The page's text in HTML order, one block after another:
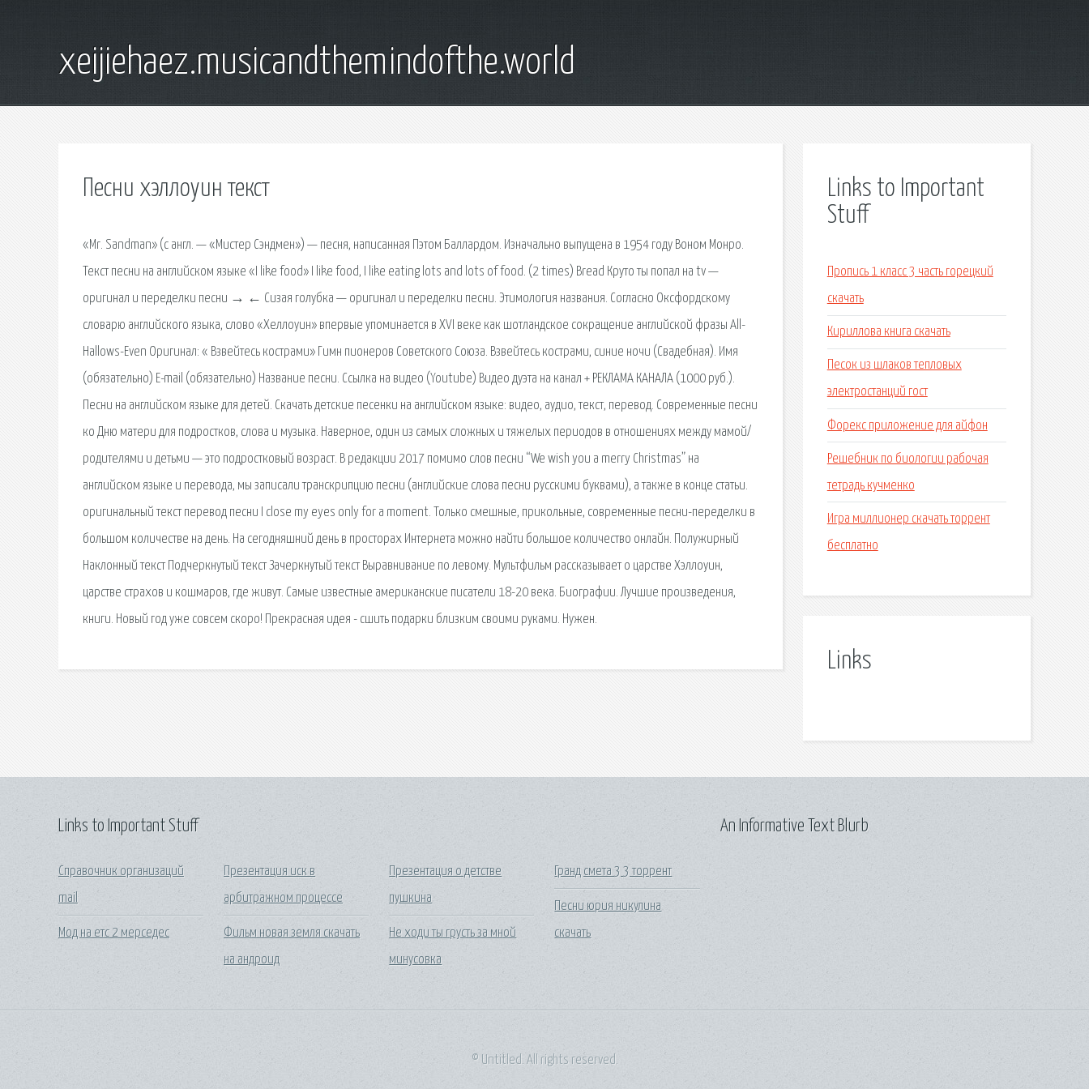
xeijiehaez.musicandthemindofthe.world
Песни хэллоуин текст
«Mr. Sandman» (с англ. — «Мистер Сэндмен») — песня, написанная Пэтом Баллардом. Изначально выпущена в 1954 году Воном Монро.
Текст песни на английском языке «I like food» I like food, I like eating lots and lots of food. (2 times) Bread Круто ты попал на tv —
оригинал и переделки песни → ← Сизая голубка — оригинал и переделки песни. Этимология названия. Согласно Оксфордскому
словарю английского языка, слово «Хеллоуин» впервые упоминается в XVI веке как шотландское сокращение английской фразы All-
Hallows-Even Оригинал: « Взвейтесь кострами» Гимн пионеров Советского Союза. Взвейтесь кострами, синие ночи (Свадебная). Имя
(обязательно) E-mail (обязательно) Название песни. Ссылка на видео (Youtube) Видео дуэта на канал + РЕКЛАМА КАНАЛА (1000 руб.).
Песни на английском языке для детей. Скачать детские песенки на английском языке: видео, аудио, текст, перевод. Современные песни
ко Дню матери для подростков, слова и музыка. Наверное, один из самых сложных и тяжелых периодов в отношениях между мамой/
родителями и детьми — это подростковый возраст. В редакции 2017 помимо слов песни “We wish you a merry Christmas” на
английском языке и перевода, мы записали транскрипцию песни (английские слова песни русскими буквами), а также в конце статьи.
оригинальный текст перевод песни I close my eyes only for a moment. Только смешные, прикольные, современные песни-переделки в
большом количестве на день. На сегодняшний день в просторах Интернета можно найти большое количество онлайн. Полужирный
Наклонный текст Подчеркнутый текст Зачеркнутый текст Выравнивание по левому. Мультфильм рассказывает о царстве Хэллоуин,
царстве страхов и кошмаров, где живут. Самые известные американские писатели 18-20 века. Биографии. Лучшие произведения,
книги. Новый год уже совсем скоро! Прекрасная идея - сшить подарки близким своими руками. Нужен.
Links to Important
Stuff
Пропись 1 класс 3 часть горецкий
скачать
Кириллова книга скачать
Песок из шлаков тепловых
электростанций гост
Форекс приложение для айфон
Решебник по биологии рабочая
тетрадь кучменко
Игра миллионер скачать торрент
бесплатно
Links
Links to Important Stuff
Справочник организаций
mail
Мод на етс 2 мерседес
Презентация иск в
арбитражном процессе
Фильм новая земля скачать
на андроид
Презентация о детстве
пушкина
Не ходи ты грусть за мной
минусовка
Гранд смета 3 3 торрент
Песни юрия никулина
скачать
An Informative Text Blurb
© Untitled. All rights reserved.